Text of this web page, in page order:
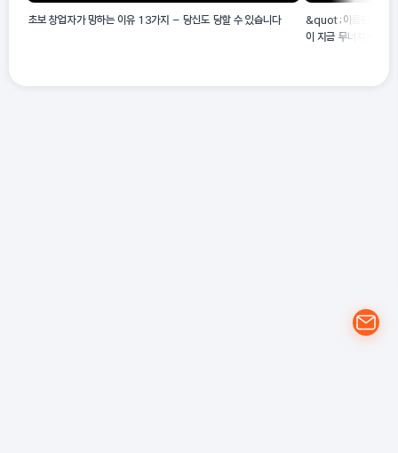
초보 창업자가 망하는 이유 13가지 – 당신도 당할 수 있습니다
&quot;이름만 믿고
이 지금 무너지는 진짜